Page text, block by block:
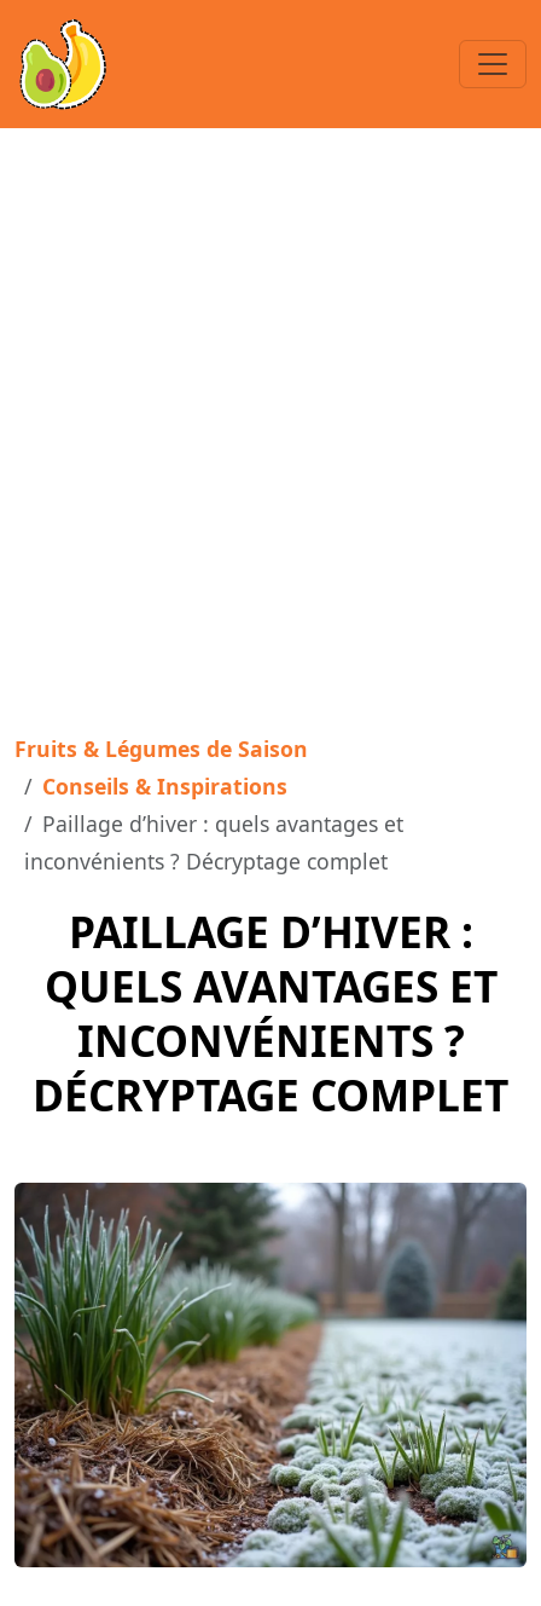
Fruits & Légumes de Saison
Conseils & Inspirations
Paillage d’hiver : quels avantages et
inconvénients ? Décryptage complet
PAILLAGE D’HIVER :
QUELS AVANTAGES ET
INCONVÉNIENTS ?
DÉCRYPTAGE COMPLET